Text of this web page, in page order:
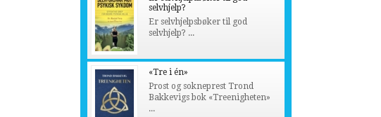
selvhjelp?
Er selvhjelpsbøker til god
selvhjelp? ...
«Tre i én»
Prost og sokneprest Trond
Bakkevigs bok «Treenigheten»
...